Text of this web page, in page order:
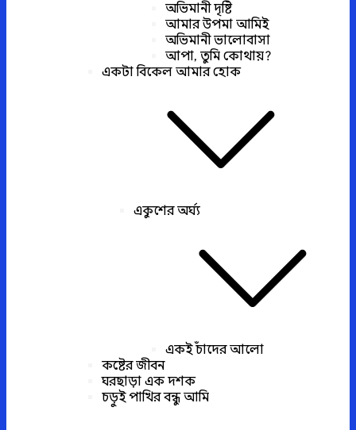
অভিমানী দৃষ্টি
আমার উপমা আমিই
অভিমানী ভালোবাসা
আপা, তুমি কোথায়?
একটা বিকেল আমার হোক
একুশের অর্ঘ্য
একই চাঁদের আলো
কষ্টের জীবন
ঘরছাড়া এক দশক
চড়ুই পাখির বন্ধু আমি